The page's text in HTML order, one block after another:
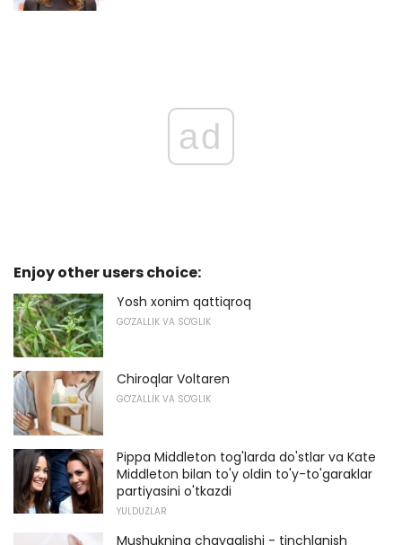
ad
Enjoy other users choice:
Yosh xonim qattiqroq
GO'ZALLIK VA SO'GLIK
Chiroqlar Voltaren
GO'ZALLIK VA SO'GLIK
Pippa Middleton tog'larda do'stlar va Kate
Middleton bilan to'y oldin to'y-to'garaklar
partiyasini o'tkazdi
YULDUZLAR
Mushukning chayqalishi - tinchlanish